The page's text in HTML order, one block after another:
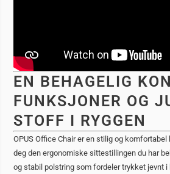
EN BEHAGELIG
FUNKSJONER OG
STOFF I RYGGEN
OPUS Office Chair er en stilig og
deg den ergonomiske sittestillingen du har
og stabil polstring som fordeler trykket jevnt